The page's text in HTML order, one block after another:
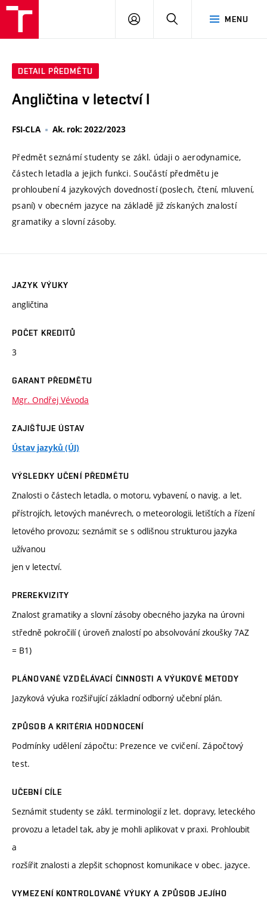
MENU
PŘIHLÁSIT
DETAIL PŘEDMĚTU
Angličtina v letectví I
FSI-CLA Ak. rok: 2022/2023
Předmět seznámí studenty se zákl. údaji o aerodynamice,
částech letadla a jejich funkci. Součástí předmětu je
prohloubení 4 jazykových dovedností (poslech, čtení, mluvení,
psaní) v obecném jazyce na základě již získaných znalostí
gramatiky a slovní zásoby.
JAZYK VÝUKY
angličtina
POČET KREDITŮ
3
GARANT PŘEDMĚTU
Mgr. Ondřej Vévoda
ZAJIŠŤUJE ÚSTAV
Ústav jazyků (ÚJ)
VÝSLEDKY UČENÍ PŘEDMĚTU
Znalosti o částech letadla, o motoru, vybavení, o navig. a let.
přístrojích, letových manévrech, o meteorologii, letištích a řízení
letového provozu; seznámit se s odlišnou strukturou jazyka
užívanou
jen v letectví.
PREREKVIZITY
Znalost gramatiky a slovní zásoby obecného jazyka na úrovni
středně pokročilí ( úroveň znalostí po absolvování zkoušky 7AZ
= B1)
PLÁNOVANÉ VZDĚLÁVACÍ ČINNOSTI A VÝUKOVÉ METODY
Jazyková výuka rozšiřující základní odborný učební plán.
ZPŮSOB A KRITÉRIA HODNOCENÍ
Podmínky udělení zápočtu: Prezence ve cvičení. Zápočtový
test.
UČEBNÍ CÍLE
Seznámit studenty se zákl. terminologií z let. dopravy, leteckého
provozu a letadel tak, aby je mohli aplikovat v praxi. Prohloubit
a
rozšířit znalosti a zlepšit schopnost komunikace v obec. jazyce.
VYMEZENÍ KONTROLOVANÉ VÝUKY A ZPŮSOB JEJÍHO